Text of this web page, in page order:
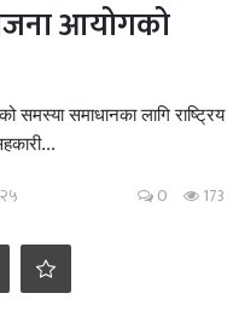
आयोगको
समस्या समाधानका लागि राष्ट्रिय
0 173